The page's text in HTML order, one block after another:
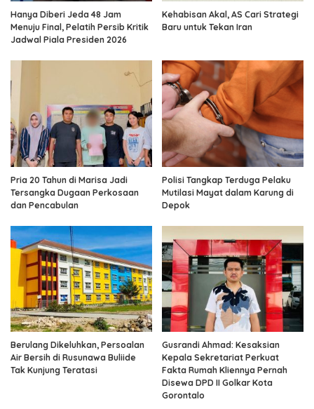
Hanya Diberi Jeda 48 Jam
Menuju Final, Pelatih Persib Kritik
Jadwal Piala Presiden 2026
Kehabisan Akal, AS Cari Strategi
Baru untuk Tekan Iran
Pria 20 Tahun di Marisa Jadi
Tersangka Dugaan Perkosaan
dan Pencabulan
Polisi Tangkap Terduga Pelaku
Mutilasi Mayat dalam Karung di
Depok
Berulang Dikeluhkan, Persoalan
Air Bersih di Rusunawa Buliide
Tak Kunjung Teratasi
Gusrandi Ahmad: Kesaksian
Kepala Sekretariat Perkuat
Fakta Rumah Kliennya Pernah
Disewa DPD II Golkar Kota
Gorontalo